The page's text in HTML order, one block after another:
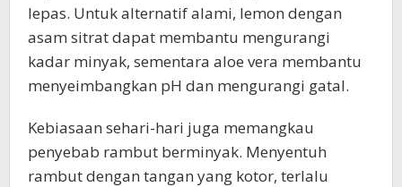
lepas. Untuk alternatif alami, lemon dengan
asam sitrat dapat membantu mengurangi
kadar minyak, sementara aloe vera membantu
menyeimbangkan pH dan mengurangi gatal.
Kebiasaan sehari-hari juga memangkau
penyebab rambut berminyak. Menyentuh
rambut dengan tangan yang kotor, terlalu